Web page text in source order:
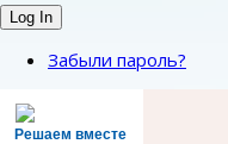
Забыли пароль?
Решаем вместе